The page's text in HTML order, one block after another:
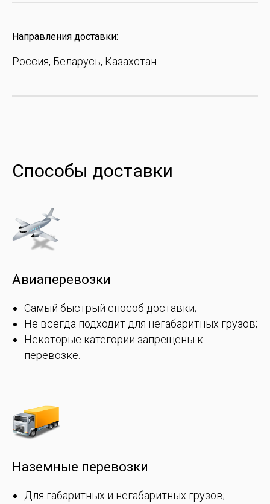
Направления доставки:
Россия, Беларусь, Казахстан
Способы доставки
Авиаперевозки
Самый быстрый способ доставки;
Не всегда подходит для негабаритных грузов;
Некоторые категории запрещены к
перевозке.
Наземные перевозки
Для габаритных и негабаритных грузов;